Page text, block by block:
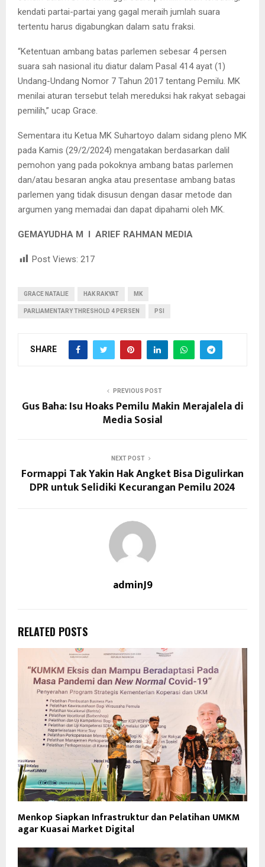
kendati partai-partai yang gagal meraih jumlah suara
tertentu harus digabungkan dalam satu fraksi.
“Ketentuan ambang batas parlemen sebesar 4 persen
suara sah nasional itu diatur dalam Pasal 414 ayat (1)
Undang-Undang Nomor 7 Tahun 2017 tentang Pemilu. MK
menilai aturan tersebut telah mereduksi hak rakyat sebagai
pemilih,” ucap Grace.
Sementara itu Ketua MK Suhartoyo dalam sidang pleno MK
pada Kamis (29/2/2024) mengatakan berdasarkan dalil
pemohon yang pada pokoknya ambang batas parlemen
dan/atau besaran angka atau presentase ambang batas
parlemen yang tidak disusun dengan dasar metode dan
argumen yang memadai dan dapat dipahami oleh MK.
GEMAYUDHA M I ARIEF RAHMAN MEDIA
Post Views: 217
GRACE NATALIE HAK RAKYAT MK
PARLIAMENTARY THRESHOLD 4 PERSEN PSI
SHARE
PREVIOUS POST
Gus Baha: Isu Hoaks Pemilu Makin Merajalela di
Media Sosial
NEXT POST
Formappi Tak Yakin Hak Angket Bisa Digulirkan
DPR untuk Selidiki Kecurangan Pemilu 2024
adminJ9
RELATED POSTS
Menkop Siapkan Infrastruktur dan Pelatihan UMKM
agar Kuasai Market Digital